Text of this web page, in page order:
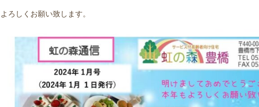
よろしくお願い致します。